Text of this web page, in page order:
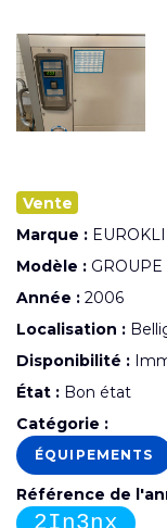
Vente
Marque :
Modèle : GROUPE
Année : 2006
Localisation :
Disponibilité :
État : Bon état
Catégorie :
ÉQUIPEMENTS
Référence de
2In3nx